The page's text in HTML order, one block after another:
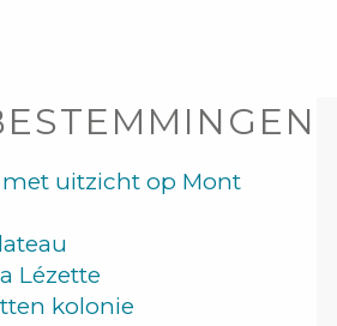
uitzicht op Mont
Lézette
kolonie